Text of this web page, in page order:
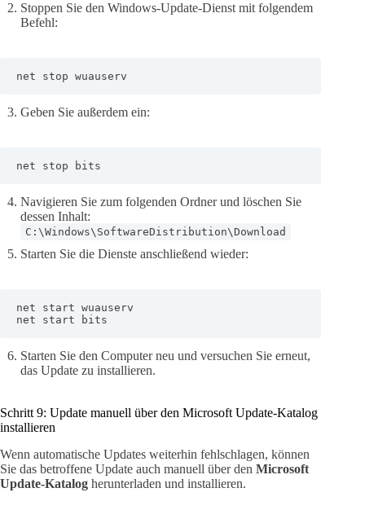
Stoppen Sie den Windows-Update-Dienst mit folgendem
Befehl:
net stop wuauserv
Geben Sie außerdem ein:
net stop bits
Navigieren Sie zum folgenden Ordner und löschen Sie
dessen Inhalt:
C:\Windows\SoftwareDistribution\Download
Starten Sie die Dienste anschließend wieder:
net start wuauserv
net start bits
Starten Sie den Computer neu und versuchen Sie erneut,
das Update zu installieren.
Schritt 9: Update manuell über den Microsoft Update-Katalog
installieren
Wenn automatische Updates weiterhin fehlschlagen, können
Sie das betroffene Update auch manuell über den Microsoft
Update-Katalog herunterladen und installieren.